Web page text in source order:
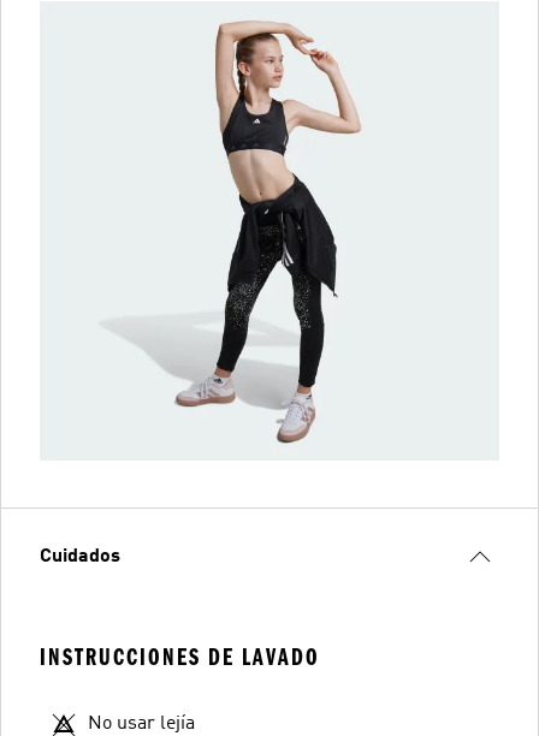
Cuidados
INSTRUCCIONES DE LAVADO
No usar lejía